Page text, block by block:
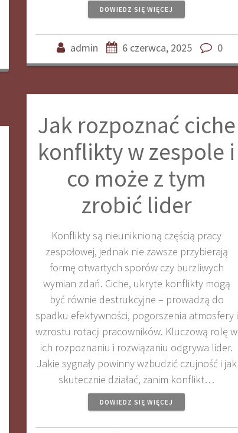
DOWIEDZ SIĘ WIĘCEJ
admin 6 czerwca, 2025 0
Jak rozpoznać ciche
konflikty w zespole i
co może z tym
zrobić lider
Konflikty są nieuniknioną częścią pracy
zespołowej, jednak nie zawsze przybierają
formę otwartych sporów czy burzliwych
wymian zdań. Ciche, ukryte konflikty mogą
być równie destrukcyjne – prowadzą do
spadku efektywności, pogorszenia atmosfery i
wzrostu rotacji pracowników. Kluczową rolę w
ich rozpoznaniu i rozwiązaniu odgrywa lider.
Jakie sygnały powinny wzbudzić czujność i jak
skutecznie działać, zanim konflikt…
DOWIEDZ SIĘ WIĘCEJ